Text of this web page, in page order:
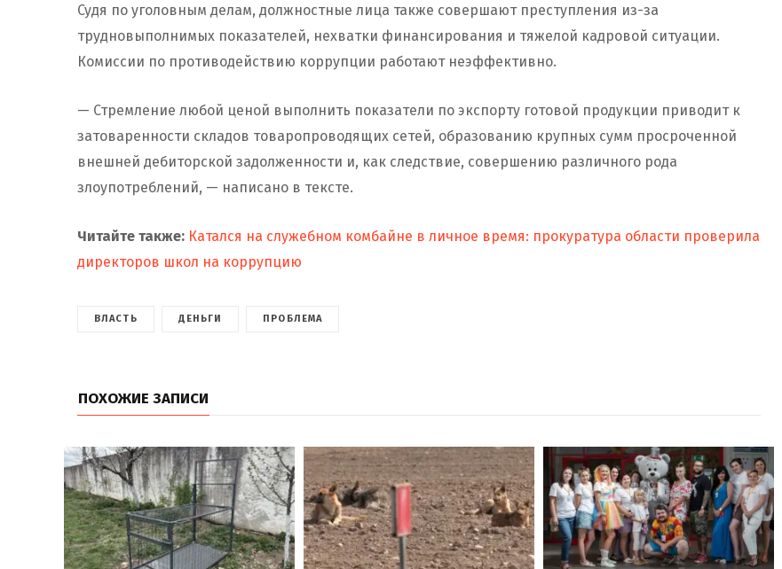
Судя по уголовным делам, должностные лица также совершают преступления из-за
трудновыполнимых показателей, нехватки финансирования и тяжелой кадровой ситуации.
Комиссии по противодействию коррупции работают неэффективно.
— Стремление любой ценой выполнить показатели по экспорту готовой продукции приводит к
затоваренности складов товаропроводящих сетей, образованию крупных сумм просроченной
внешней дебиторской задолженности и, как следствие, совершению различного рода
злоупотреблений, — написано в тексте.
Читайте также: Катался на служебном комбайне в личное время: прокуратура области проверила
директоров школ на коррупцию
ВЛАСТЬ ДЕНЬГИ ПРОБЛЕМА
ПОХОЖИЕ ЗАПИСИ